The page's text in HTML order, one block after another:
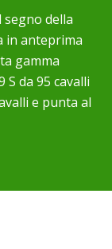
segno della
in anteprima
gamma
S da 95 cavalli
e punta al